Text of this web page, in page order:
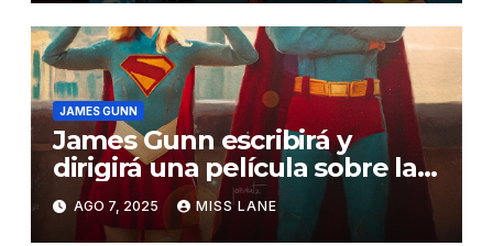
JAMES GUNN
James Gunn escribirá y
dirigirá una película sobre la
«superfamilia»
AGO 7, 2025 MISS LANE